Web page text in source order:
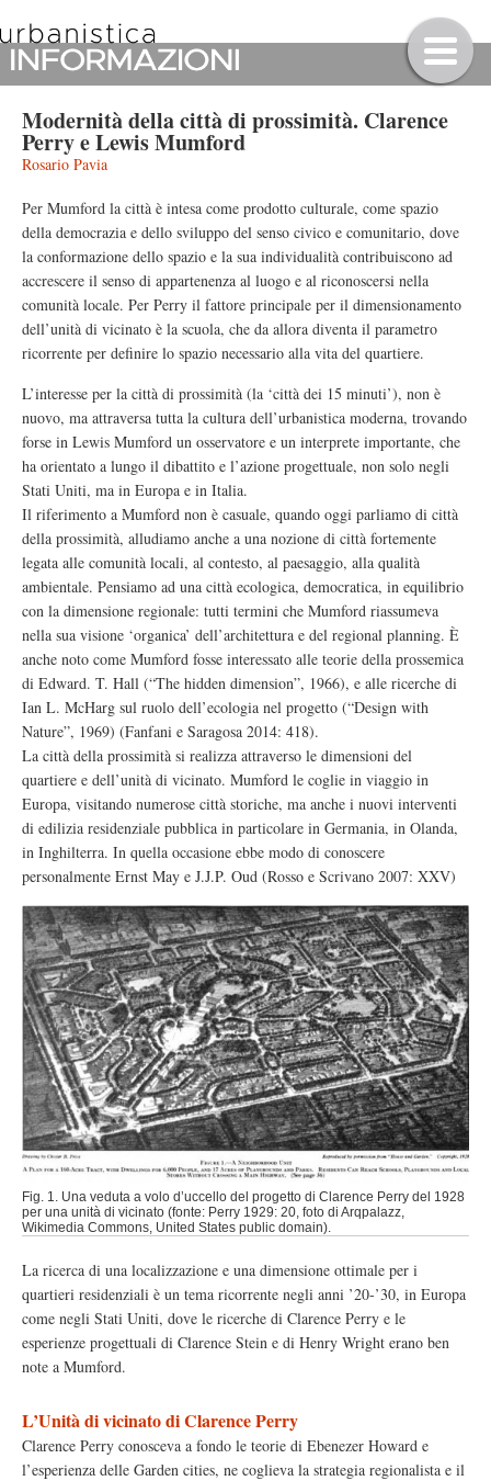
Modernità della città di prossimità. Clarence
Perry e Lewis Mumford
Rosario Pavia
Per Mumford la città è intesa come prodotto culturale, come spazio
della democrazia e dello sviluppo del senso civico e comunitario, dove
la conformazione dello spazio e la sua individualità contribuiscono ad
accrescere il senso di appartenenza al luogo e al riconoscersi nella
comunità locale. Per Perry il fattore principale per il dimensionamento
dell’unità di vicinato è la scuola, che da allora diventa il parametro
ricorrente per definire lo spazio necessario alla vita del quartiere.
L’interesse per la città di prossimità (la ‘città dei 15 minuti’), non è
nuovo, ma attraversa tutta la cultura dell’urbanistica moderna, trovando
forse in Lewis Mumford un osservatore e un interprete importante, che
ha orientato a lungo il dibattito e l’azione progettuale, non solo negli
Stati Uniti, ma in Europa e in Italia.
Il riferimento a Mumford non è casuale, quando oggi parliamo di città
della prossimità, alludiamo anche a una nozione di città fortemente
legata alle comunità locali, al contesto, al paesaggio, alla qualità
ambientale. Pensiamo ad una città ecologica, democratica, in equilibrio
con la dimensione regionale: tutti termini che Mumford riassumeva
nella sua visione ‘organica’ dell’architettura e del regional planning. È
anche noto come Mumford fosse interessato alle teorie della prossemica
di Edward. T. Hall (“The hidden dimension”, 1966), e alle ricerche di
Ian L. McHarg sul ruolo dell’ecologia nel progetto (“Design with
Nature”, 1969) (Fanfani e Saragosa 2014: 418).
La città della prossimità si realizza attraverso le dimensioni del
quartiere e dell’unità di vicinato. Mumford le coglie in viaggio in
Europa, visitando numerose città storiche, ma anche i nuovi interventi
di edilizia residenziale pubblica in particolare in Germania, in Olanda,
in Inghilterra. In quella occasione ebbe modo di conoscere
personalmente Ernst May e J.J.P. Oud (Rosso e Scrivano 2007: XXV)
Fig. 1. Una veduta a volo d’uccello del progetto di Clarence Perry del 1928
per una unità di vicinato (fonte: Perry 1929: 20, foto di Arqpalazz,
Wikimedia Commons, United States public domain).
La ricerca di una localizzazione e una dimensione ottimale per i
quartieri residenziali è un tema ricorrente negli anni ’20-’30, in Europa
come negli Stati Uniti, dove le ricerche di Clarence Perry e le
esperienze progettuali di Clarence Stein e di Henry Wright erano ben
note a Mumford.
L’Unità di vicinato di Clarence Perry
Clarence Perry conosceva a fondo le teorie di Ebenezer Howard e
l’esperienza delle Garden cities, ne coglieva la strategia regionalista e il